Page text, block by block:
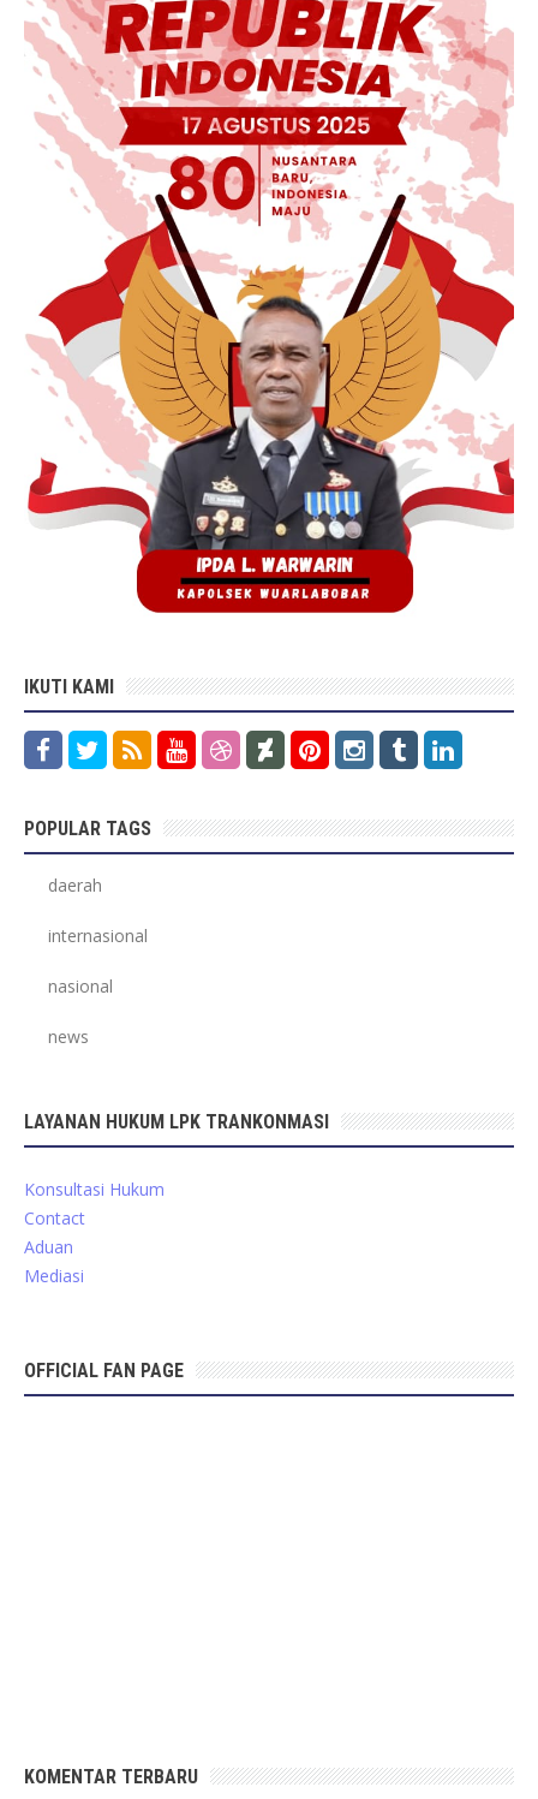
IKUTI KAMI
POPULAR TAGS
daerah
internasional
nasional
news
LAYANAN HUKUM LPK TRANKONMASI
Konsultasi Hukum
Contact
Aduan
Mediasi
OFFICIAL FAN PAGE
KOMENTAR TERBARU